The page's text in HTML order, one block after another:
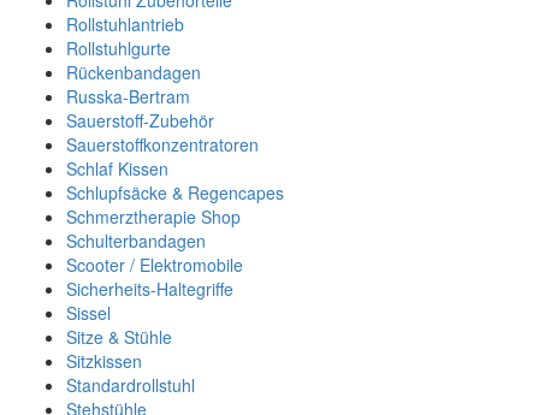
Rollstuhlantrieb
Rollstuhlgurte
Rückenbandagen
Russka-Bertram
Sauerstoff-Zubehör
Sauerstoffkonzentratoren
Schlaf Kissen
Schlupfsäcke & Regencapes
Schmerztherapie Shop
Schulterbandagen
Scooter / Elektromobile
Sicherheits-Haltegriffe
Sissel
Sitze & Stühle
Sitzkissen
Standardrollstuhl
Stehstühle